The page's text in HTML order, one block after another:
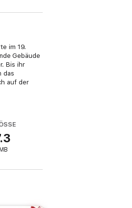
im 19.
Gebäude
Bis ihr
das
auf der
MB